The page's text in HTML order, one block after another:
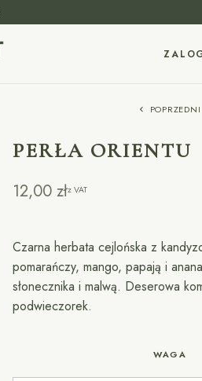
PERŁA ORIENTU
12,00złz VAT
Czarna herbata cejlońska z
pomarańczy, mango, papają i
słonecznika i malwą. Deserowa
podwieczorek.
WAGA